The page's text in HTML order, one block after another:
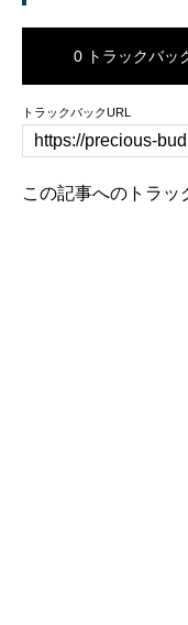
0 トラックバッ
トラックバックURL
この記事へのトラッ